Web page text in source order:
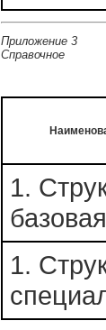
Приложение 3
Справочное
1.
базовая
1.